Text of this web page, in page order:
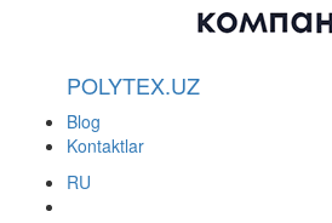
POLYTEX.UZ
Blog
Kontaktlar
RU